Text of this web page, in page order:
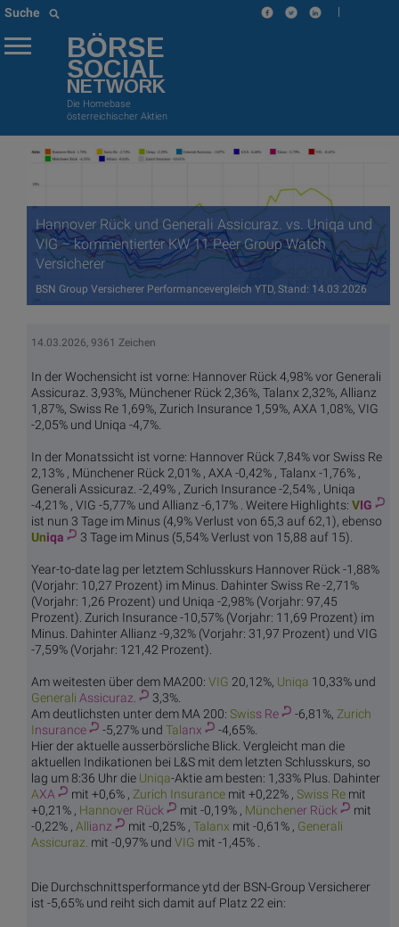
Suche |
BÖRSE
SOCIAL
NETWORK
Die Homebase
österreichischer Aktien
Hannover Rück und Generali Assicuraz. vs. Uniqa und
VIG – kommentierter KW 11 Peer Group Watch
Versicherer
BSN Group Versicherer Performancevergleich YTD, Stand: 14.03.2026
14.03.2026, 9361 Zeichen
In der Wochensicht ist vorne: Hannover Rück 4,98% vor Generali
Assicuraz. 3,93%, Münchener Rück 2,36%, Talanx 2,32%, Allianz
1,87%, Swiss Re 1,69%, Zurich Insurance 1,59%, AXA 1,08%, VIG
-2,05% und Uniqa -4,7%.
In der Monatssicht ist vorne: Hannover Rück 7,84% vor Swiss Re
2,13% , Münchener Rück 2,01% , AXA -0,42% , Talanx -1,76% ,
Generali Assicuraz. -2,49% , Zurich Insurance -2,54% , Uniqa
-4,21% , VIG -5,77% und Allianz -6,17% . Weitere Highlights: VIG
ist nun 3 Tage im Minus (4,9% Verlust von 65,3 auf 62,1), ebenso
Uniqa 3 Tage im Minus (5,54% Verlust von 15,88 auf 15).
Year-to-date lag per letztem Schlusskurs Hannover Rück -1,88%
(Vorjahr: 10,27 Prozent) im Minus. Dahinter Swiss Re -2,71%
(Vorjahr: 1,26 Prozent) und Uniqa -2,98% (Vorjahr: 97,45
Prozent). Zurich Insurance -10,57% (Vorjahr: 11,69 Prozent) im
Minus. Dahinter Allianz -9,32% (Vorjahr: 31,97 Prozent) und VIG
-7,59% (Vorjahr: 121,42 Prozent).
Am weitesten über dem MA200: VIG 20,12%, Uniqa 10,33% und
Generali Assicuraz.
3,3%.
Am deutlichsten unter dem MA 200: Swiss Re -6,81%, Zurich
Insurance -5,27% und Talanx
-4,65%.
Hier der aktuelle ausserbörsliche Blick. Vergleicht man die
aktuellen Indikationen bei L&S mit dem letzten Schlusskurs, so
lag um 8:36 Uhr die Uniqa-Aktie am besten: 1,33% Plus. Dahinter
AXA mit +0,6% , Zurich Insurance mit +0,22% , Swiss Re mit
+0,21% , Hannover Rück mit -0,19% , Münchener Rück
mit
-0,22% , Allianz mit -0,25% , Talanx mit -0,61% , Generali
Assicuraz. mit -0,97% und VIG mit -1,45% .
Die Durchschnittsperformance ytd der BSN-Group Versicherer
ist -5,65% und reiht sich damit auf Platz 22 ein: